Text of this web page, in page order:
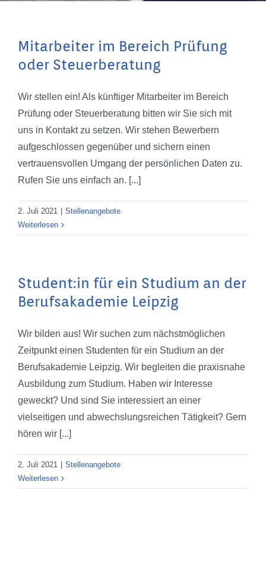
Mitarbeiter im Bereich Prüfung
oder Steuerberatung
Wir stellen ein! Als künftiger Mitarbeiter im Bereich
Prüfung oder Steuerberatung bitten wir Sie sich mit
uns in Kontakt zu setzen. Wir stehen Bewerbern
aufgeschlossen gegenüber und sichern einen
vertrauensvollen Umgang der persönlichen Daten zu.
Rufen Sie uns einfach an. [...]
2. Juli 2021
Stellenangebote
Weiterlesen
Student:in für ein Studium an der
Berufsakademie Leipzig
Wir bilden aus! Wir suchen zum nächstmöglichen
Zeitpunkt einen Studenten für ein Studium an der
Berufsakademie Leipzig. Wir begleiten die praxisnahe
Ausbildung zum Studium. Haben wir Interesse
geweckt? Und sind Sie interessiert an einer
vielseitigen und abwechslungsreichen Tätigkeit? Gern
hören wir [...]
2. Juli 2021
Stellenangebote
Weiterlesen